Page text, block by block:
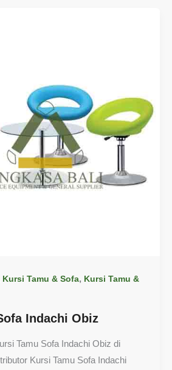
Kursi Tamu & Sofa, Kursi Tamu &
Indachi Obiz
Tamu Sofa Indachi Obiz di
Kursi Tamu Sofa Indachi